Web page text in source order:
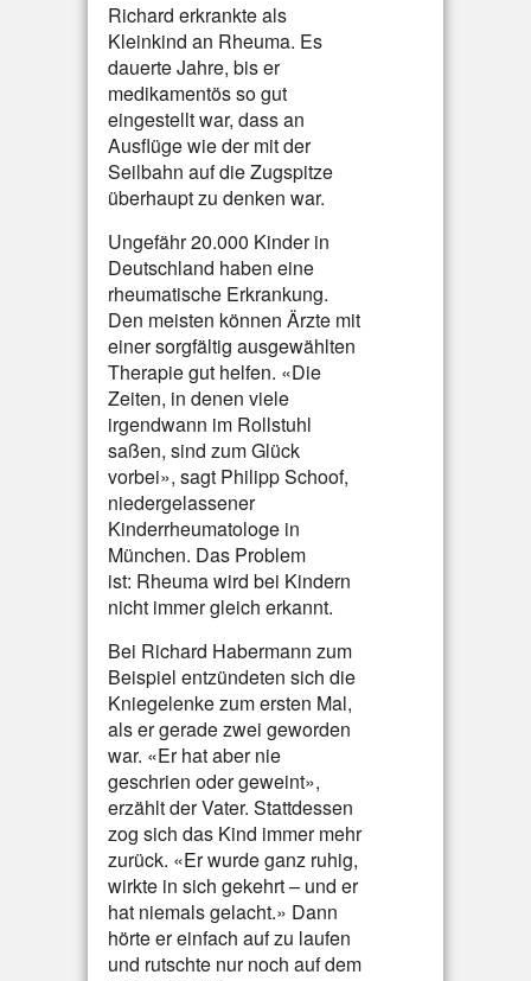
Richard erkrankte als
Kleinkind an Rheuma. Es
dauerte Jahre, bis er
medikamentös so gut
eingestellt war, dass an
Ausflüge wie der mit der
Seilbahn auf die Zugspitze
überhaupt zu denken war.
Ungefähr 20.000 Kinder in
Deutschland haben eine
rheumatische Erkrankung.
Den meisten können Ärzte mit
einer sorgfältig ausgewählten
Therapie gut helfen. «Die
Zeiten, in denen viele
irgendwann im Rollstuhl
saßen, sind zum Glück
vorbei», sagt Philipp Schoof,
niedergelassener
Kinderrheumatologe in
München. Das Problem
ist: Rheuma wird bei Kindern
nicht immer gleich erkannt.
Bei Richard Habermann zum
Beispiel entzündeten sich die
Kniegelenke zum ersten Mal,
als er gerade zwei geworden
war. «Er hat aber nie
geschrien oder geweint»,
erzählt der Vater. Stattdessen
zog sich das Kind immer mehr
zurück. «Er wurde ganz ruhig,
wirkte in sich gekehrt – und er
hat niemals gelacht.» Dann
hörte er einfach auf zu laufen
und rutschte nur noch auf dem